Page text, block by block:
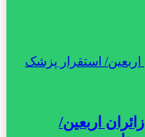
زائران اربعین/ استقرار پزشک
به زائران اربعین/